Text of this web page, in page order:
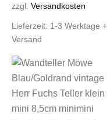
zzgl.Versandkosten
Lieferzeit: 1-3 Werktage +
Versand